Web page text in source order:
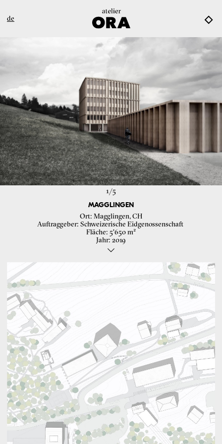
de
1/5
MAGGLINGEN
Ort Magglingen, CH
Auftraggeber Schweizerische Eidgenossenschaft
Fläche 5'650 m²
Jahr 2019
Offener Wettbewerb
Landschaft: Alsina Fernandez
Sportzentrum Magglingen. Auf einer Länge von über 1,5 km sind
hier Bauten und Anlagen locker und weiträumig über den durch
Topographie und Wald geprägten Landschaftsraum verstreut.
Die ausgewählten Parzellen für das neue Unterkunfts- und
Ausbildungsgebäude sowie das Empfangsgebäude befinden sich im
Zentrum dieses Ensemble und sind von der örtlichen Natur und der
Baulandschaft geprägt. Die neuen Bundesbauten sollen das
Ensemble mit einem individuellen Charakter vervollständigen und
gleichzeitig eine neue Ankunftssituation bei der Bergstation des
Funiculaire schaffen.
Die abfallende Topographie wird durch einen eigenständigen Sockel
aufgenommen, der die beiden Bereiche (Ausbildung und
Unterkunft) zusammenbringt. Die bauliche Setzung der neuen
Volumen ermöglicht es, die bestehende Qualitäten des Ensembles
zu erhalten und schafft gleichzeitig ein neues architektonisches
Merkmal, das als Orientierungspunkt dient.
Das neue Ausbildungs- und Unterkunftsgebäude wird als
Mischkonstruktion in Holz und Massivbau geplant. Das
Sockelgeschoss aus Ortbeton bildet die robuste Basis des Gebäudes
und trägt die Lasten der oberen Geschosse. Darauf wird der